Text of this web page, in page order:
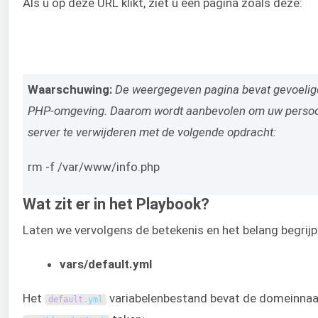
Als u op deze URL klikt, ziet u een pagina zoals deze:
Waarschuwing: De weergegeven pagina bevat
PHP-omgeving. Daarom wordt aanbevolen om uw
server te verwijderen met de volgende opdracht:
rm -f /var/www/info.php
Wat zit er in het Playbook?
Laten we vervolgens de betekenis en het belang
vars/default.yml
Het default .yml variabelenbestand bevat de